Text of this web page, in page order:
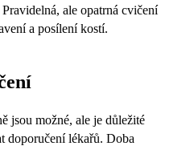
ale opatrná cvičení
a posílení kostí.
jsou možné, ale je důležité
doporučení lékařů. Doba